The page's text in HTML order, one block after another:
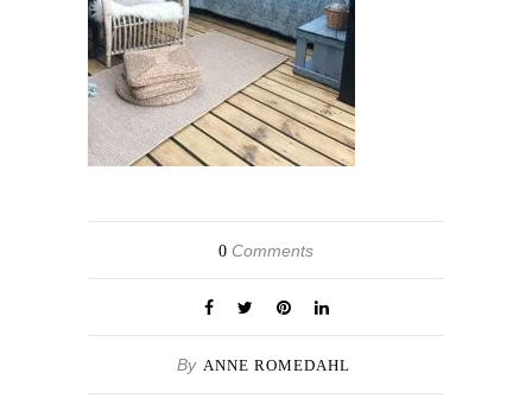
0 Comments
By ANNE ROMEDAHL